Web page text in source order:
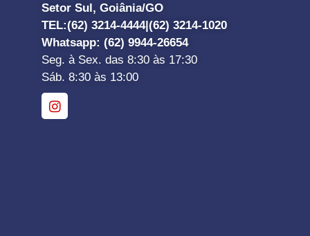
Setor Sul, Goiânia/GO
TEL:(62) 3214-4444| (62) 3214-1020
Whatsapp: (62) 9944-26654
Seg. à Sex. das 8:30 às 17:30
Sáb. 8:30 às 13:00